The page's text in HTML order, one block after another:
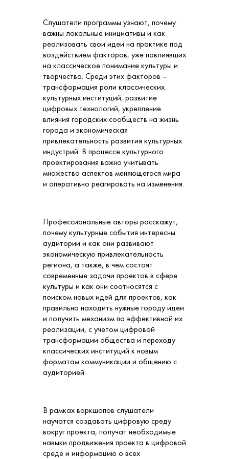
Слушатели программы узнают, почему
важны локальные инициативы и как
реализовать свои идеи на практике под
воздействием факторов, уже повлиявших
на классическое понимание культуры и
творчества. Среди этих факторов –
трансформация роли классических
культурных институций, развитие
цифровых технологий, укрепление
влияния городских сообществ на жизнь
города и экономическая
привлекательность развития культурных
индустрий. В процессе культурного
проектирования важно учитывать
множество аспектов меняющегося мира
и оперативно реагировать на изменения.
Профессиональные авторы расскажут,
почему культурные события интересны
аудитории и как они развивают
экономическую привлекательность
региона, а также, в чем состоят
современные задачи проектов в сфере
культуры и как они соотносятся с
поиском новых идей для проектов, как
правильно находить нужные городу идеи
и получить механизм по эффективной их
реализации, с учетом цифровой
трансформации общества и переходу
классических институций к новым
форматам коммуникации и общению с
аудиторией.
В рамках воркшопов слушатели
научатся создавать цифровую среду
вокруг проекта, получат необходимые
навыки продвижения проекта в цифровой
среде и информацию о всех